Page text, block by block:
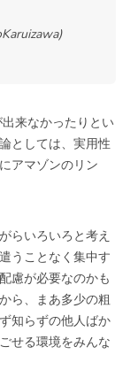
来なかったりとい
としては、実用性
アマゾンのリン
らいろいろと考え
うことなく集中す
慮が必要なのかも
ら、まあ多少の粗
知らずの他人ばか
せる環境をみんな